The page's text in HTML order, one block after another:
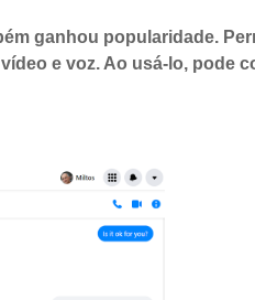
ganhou popularidade.
e voz. Ao usá-lo, pode